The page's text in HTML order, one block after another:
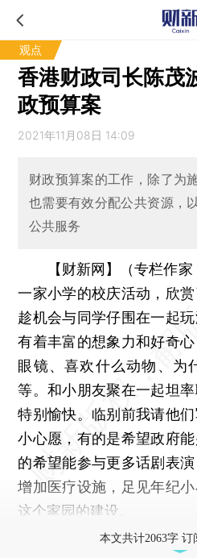
观点
香港财政司长陈茂
政预算案
2021年11月08日 14:09
财政预算案的工作，除了为
也需要有效分配公共资源，
公共服务
【财新网】（专栏作
一家小学的校庆活动，欣
趁机会与同学仔围在一起
有着丰富的想象力和好奇
眼镜、喜欢什么动物、为
等。和小朋友聚在一起坦
特别愉快。临别前我请他
小心愿，有的是希望政府
的希望能参与更多话剧表
增加医疗设施，足见年纪
这个家园的建设。
本文共计2063字